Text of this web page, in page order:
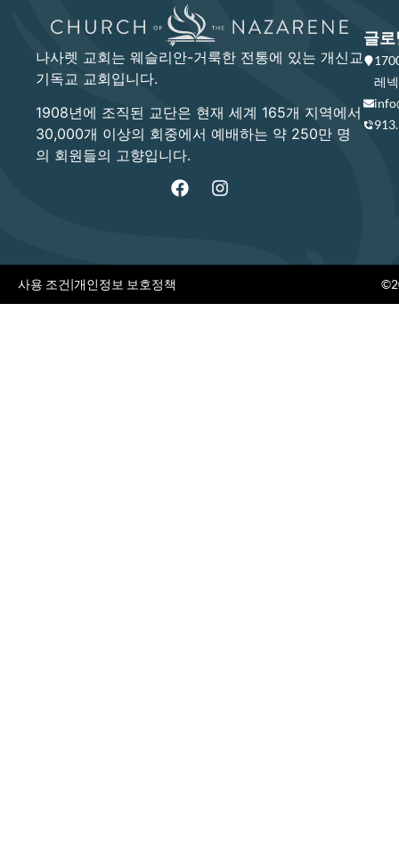
나사렛 교회는 웨슬리안-거룩한 전통에 있는 개신교
기독교 교회입니다.
1908년에 조직된 교단은 현재 세계 165개 지역에서
30,000개 이상의 회중에서 예배하는 약 250만 명
의 회원들의 고향입니다.
글로
레
사용 조건|개인정보 보호정책